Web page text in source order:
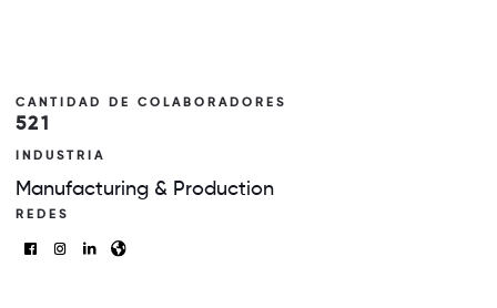
CANTIDAD DE COLABORADORES
521
INDUSTRIA
Manufacturing & Production
REDES